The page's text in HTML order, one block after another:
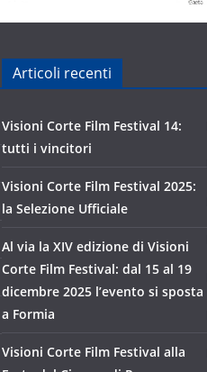
Articoli recenti
Visioni Corte Film Festival 14:
tutti i vincitori
Visioni Corte Film Festival 2025:
la Selezione Ufficiale
Al via la XIV edizione di Visioni
Corte Film Festival: dal 15 al 19
dicembre 2025 l’evento si sposta
a Formia
Visioni Corte Film Festival alla